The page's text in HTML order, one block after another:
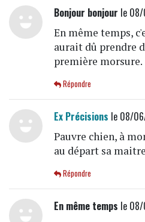
Bonjour bonjour le
En même temps,
aurait dû prendre
première morsure.
Répondre
Ex Précisions le 08/
Pauvre chien, à
au départ sa
Répondre
En même temps le